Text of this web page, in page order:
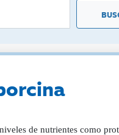
de nutrientes como